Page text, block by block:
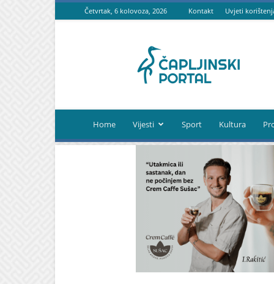
Četvrtak, 6 kolovoza, 2026 Kontakt Uvjeti
portal
Home Vijesti Sport Kultura